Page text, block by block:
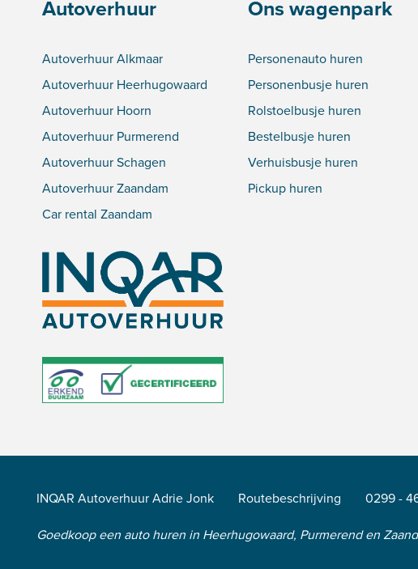
Autoverhuur
Autoverhuur Alkmaar
Autoverhuur Heerhugowaard
Autoverhuur Hoorn
Autoverhuur Purmerend
Autoverhuur Schagen
Autoverhuur Zaandam
Car rental Zaandam
Ons wagenpark
Personenauto huren
Personenbusje huren
Rolstoelbusje huren
Bestelbusje huren
Verhuisbusje huren
Pickup huren
INQAR Autoverhuur Adrie Jonk Routebeschrijving 0299 -
Goedkoop een auto huren in Heerhugowaard, Purmerend en